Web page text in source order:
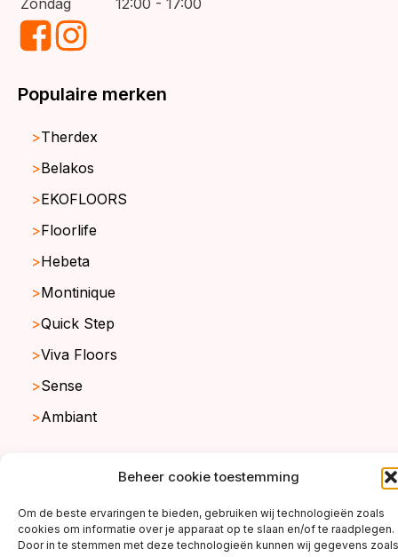
Beheer cookie toestemming
Om de beste ervaringen te bieden, gebruiken wij technologieën zoals
cookies om informatie over je apparaat op te slaan en/of te raadplegen.
Door in te stemmen met deze technologieën kunnen wij gegevens zoals
Zondag
12:00 - 17:00
Populaire merken
Therdex
Belakos
EKOFLOORS
Floorlife
Hebeta
Montinique
Quick Step
Viva Floors
Sense
Ambiant